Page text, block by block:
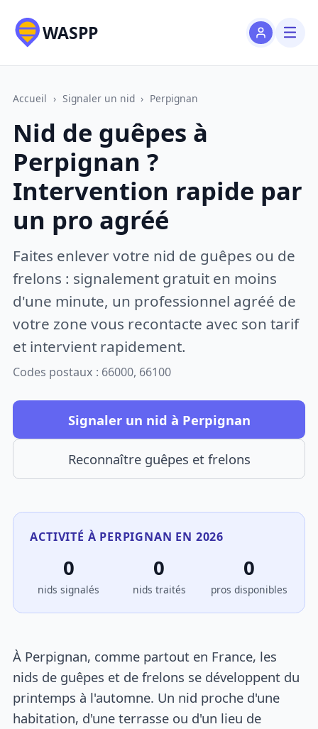
WASPP
Accueil › Signaler un nid › Perpignan
Nid de guêpes à
Perpignan ?
Intervention rapide par
un pro agréé
Faites enlever votre nid de guêpes ou de
frelons : signalement gratuit en moins
d'une minute, un professionnel agréé de
votre zone vous recontacte avec son tarif
et intervient rapidement.
Codes postaux : 66000, 66100
Signaler un nid à Perpignan
Reconnaître guêpes et frelons
ACTIVITÉ À PERPIGNAN EN 2026
0
nids signalés
0
nids traités
0
pros disponibles
À Perpignan, comme partout en France, les
nids de guêpes et de frelons se développent du
printemps à l'automne. Un nid proche d'une
habitation, d'une terrasse ou d'un lieu de